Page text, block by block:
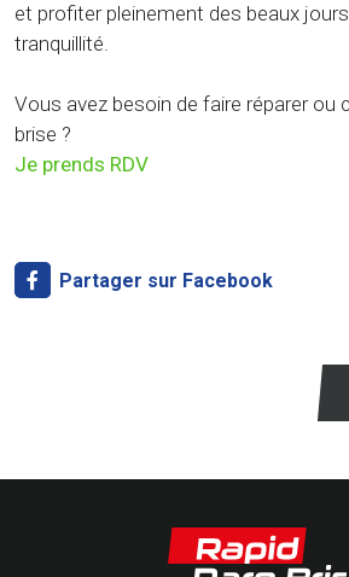
et profiter pleinement des beaux
tranquillité.
Vous avez besoin de faire réparer ou
brise ?
Je prends RDV
Partager sur Facebook